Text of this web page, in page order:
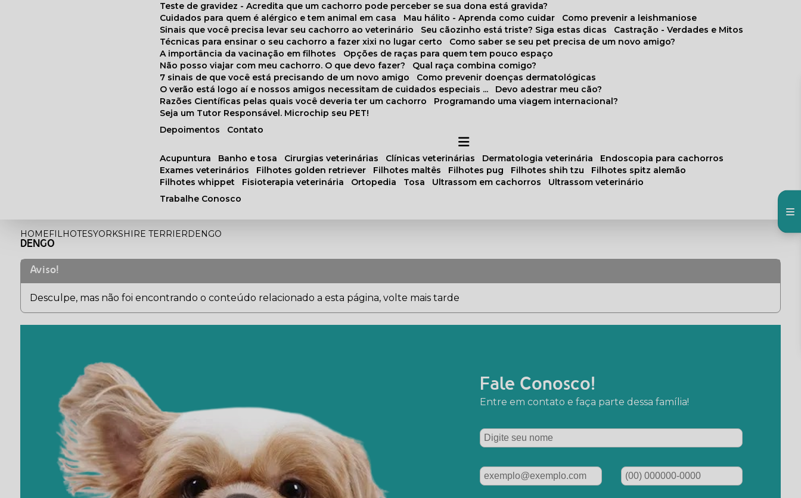
Depoimentos
Teste de gravidez - Acredita que um cachorro pode perceber se sua dona está gravida?
Cuidados para quem é alérgico e tem animal em casa
Mau hálito - Aprenda como cuidar
Como prevenir a leishmaniose
Sinais que você precisa levar seu cachorro ao veterinário
Seu cãozinho está triste? Siga estas dicas
Castração - Verdades e Mitos
Técnicas para ensinar o seu cachorro a fazer xixi no lugar certo
Como saber se seu pet precisa de um novo amigo?
A importância da vacinação em filhotes
Opções de raças para quem tem pouco espaço
Não posso viajar com meu cachorro. O que devo fazer?
Qual raça combina comigo?
7 sinais de que você está precisando de um novo amigo
Como prevenir doenças dermatológicas
O verão está logo aí e nossos amigos necessitam de cuidados especiais ...
Devo adestrar meu cão?
Razões Científicas pelas quais você deveria ter um cachorro
Programando uma viagem internacional?
Seja um Tutor Responsável. Microchip seu PET!
Contato
acupuntura banho e tosa cirurgias veterinárias clínicas veterinárias dermatologia veterinária
endoscopia para cachorros
exames veterinários
filhotes golden retriever filhotes maltês filhotes pug filhotes shih tzu
filhotes spitz alemão
filhotes whippet
fisioterapia veterinária ortopedia tosa ultrassom em cachorros
ultrassom veterinário
Trabalhe Conosco
HOMEFILHOTESYORKSHIRE TERRIERDENGO
DENGO
Aviso!
Desculpe, mas não foi encontrando o conteúdo relacionado a esta página, volte mais tarde
Fale Conosco!
Entre em contato e faça parte dessa família!